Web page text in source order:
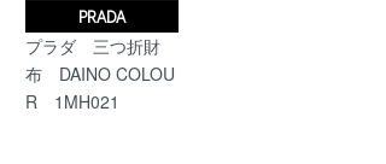
PRADA
プラダ 三つ折財
布 DAINO COLOU
R 1MH021